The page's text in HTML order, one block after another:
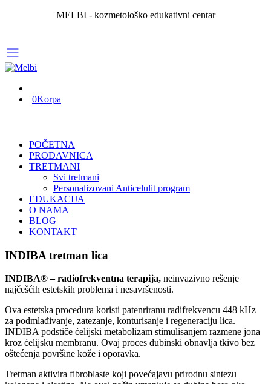
MELBI - kozmetološko edukativni centar
0Korpa
POČETNA
PRODAVNICA
TRETMANI
Svi tretmani
Personalizovani Anticelulit program
EDUKACIJA
O NAMA
BLOG
KONTAKT
INDIBA tretman lica
INDIBA® – radiofrekventna terapija, neinvazivno rešenje
najčešćih estetskih problema i nesavršenosti.
Ova estetska procedura koristi patenriranu radifrekvencu 448 kHz
za podmlađivanje, zatezanje, konturisanje i regeneraciju lica.
INDIBA podstiče ćelijski metabolizam stimulisanjem razmene jona
kroz ćelijsku membranu. Ovaj proces dubinski obnavlja tkivo bez
oštećenja površine kože i oporavka.
Tretman aktivira fibroblaste koji povećajavu prirodnu sintezu